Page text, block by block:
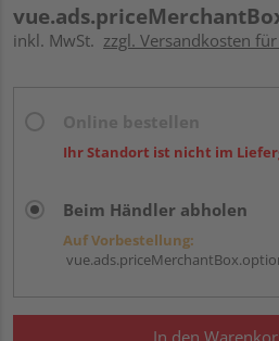
inkl. MwSt. zzgl. Versandkosten
Ihr Standort ist nicht im
Beim Händler abholen
Auf Vorbestellung: